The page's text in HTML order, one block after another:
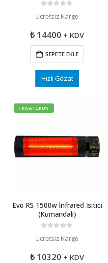
Ücretsiz Kargo
₺ 14400 + KDV
SEPETE EKLE
Hızlı Gözat
FIRSAT ÜRÜN
Evo RS 1500w İnfrared Isıtıcı
(Kumandalı)
Ücretsiz Kargo
₺ 10320 + KDV